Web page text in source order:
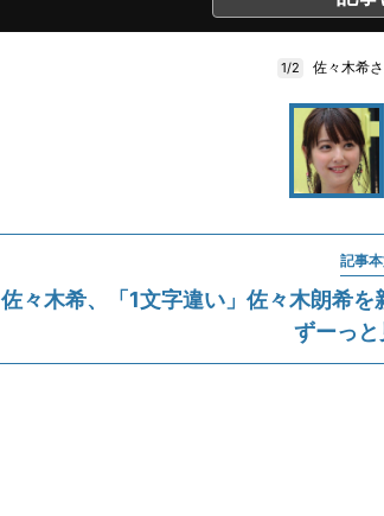
1/2 佐々木希
記事
佐々木希、「1文字違い」佐々木朗希
ずーっと